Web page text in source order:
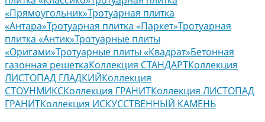
«Прямоугольник»Тротуарная плитка
«Антара»Тротуарная плитка «Паркет»Тротуарная
плитка «Антик»Тротуарные плиты
«Оригами»Тротуарные плиты «Квадрат»Бетонная
газонная решеткаКоллекция СТАНДАРТКоллекция
ЛИСТОПАД ГЛАДКИЙКоллекция
СТОУНМИКСКоллекция ГРАНИТКоллекция ЛИСТОПАД
ГРАНИТКоллекция ИСКУССТВЕННЫЙ КАМЕНЬ